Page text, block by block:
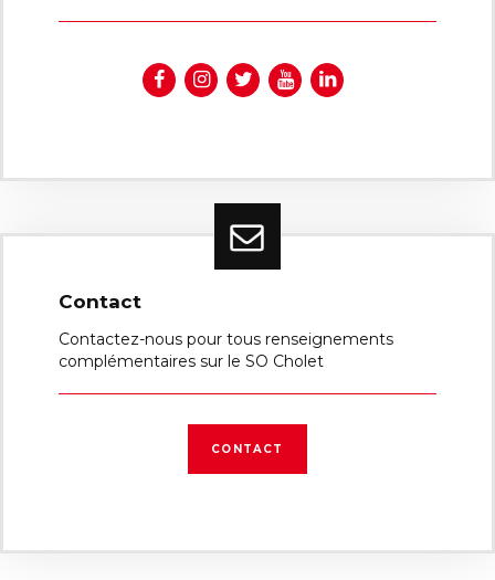
Contact
Contactez-nous pour tous renseignements
complémentaires sur le SO Cholet
CONTACT